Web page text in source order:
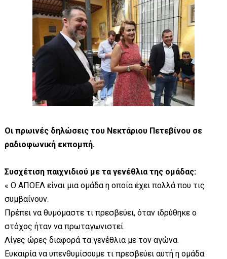
Οι πρωινές δηλώσεις του Νεκτάριου Πετεβίνου σε
ραδιοφωνική εκπομπή.
Συσχέτιση παιχνιδιού με τα γενέθλια της ομάδας:
« Ο ΑΠΟΕΛ είναι μια ομάδα η οποία έχει πολλά που τις
συμβαίνουν.
Πρέπει να θυμόμαστε τι πρεσβεύει, όταν ιδρύθηκε ο
στόχος ήταν να πρωταγωνιστεί.
Λίγες ώρες διαφορά τα γενέθλια με τον αγώνα.
Ευκαιρία να υπενθυμίσουμε τι πρεσβεύει αυτή η ομάδα.